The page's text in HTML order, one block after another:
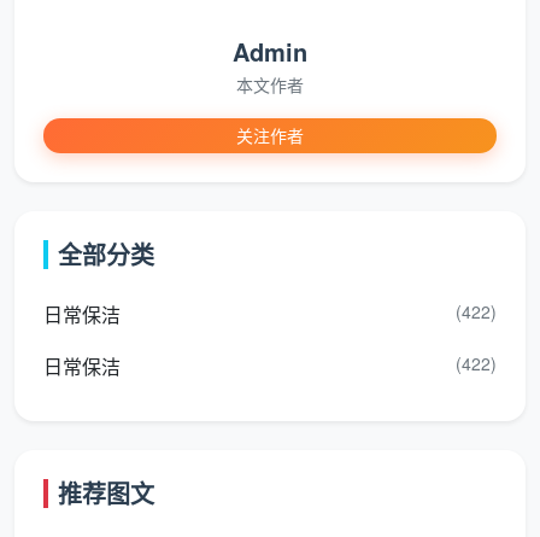
：一套100平米的新房开荒，双人团队至少
需要6-8小时精细作业，绝非单人日常清扫可比。
如果让不具备开荒能力的人员处理装修污渍，往往
会上演“钢丝球刮花地砖”“洁厕灵腐蚀镀铬龙头”的悲剧。
在的交付标准。其热销的“精细开荒保洁上门套餐”，拆
由于开荒保洁的复杂性，很多不规范的团队会以“面
Admin
本文作者
关注作者
全部分类
日常保洁 (422)
日常保洁 (422)
推荐图文